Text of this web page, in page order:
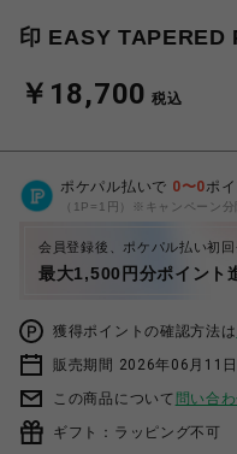
印 EASY
￥18,700 税込
ポケパル払いで 0〜0ポイ
（1P=1円）※キャンペーン分
会員登録後、ポケパル払い初
最大1,500円分ポイント
獲得ポイントの確認方法は
販売期間 2026年06月11
この商品について 問い合
ギフト：ラッピング不可